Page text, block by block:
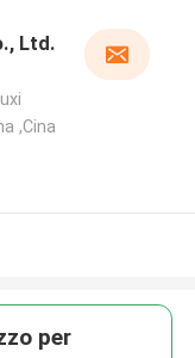
Ltd.
,Cina
per